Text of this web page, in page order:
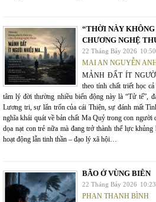
“THỜI NÀY
CHƯƠNG NGHỆ
22 Tháng Bảy 2026
MAI AN NGUYỄN
MẢNH ĐẤT ÍT
theo tính chất triết học
tâm lý đời thường nhiều biến động này là “Tử tế”,
Lương tri, sự lẩn trốn của cái Thiện, sự đánh mất
nghĩa khái quát về bản chất Ma Quỷ trong con
dọa nạt con trẻ nữa mà đang trở thành thế lực
hoạt động lẫn tinh thần – đạo lý xã hội…
BÃO Ở VÙNG BIÊN
22 Tháng Bảy 2026
PHAN THANH BÌNH